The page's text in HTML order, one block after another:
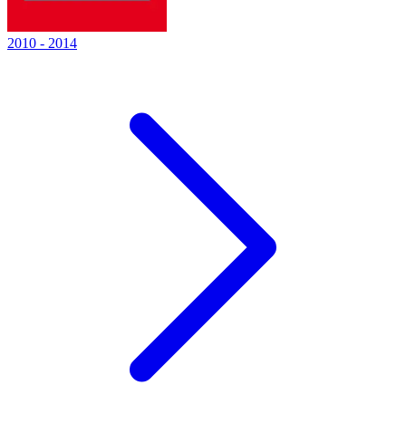
2010 - 2014